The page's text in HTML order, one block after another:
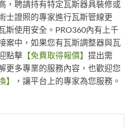
，聘請持有特定瓦斯器具裝修或
士證照的專家進行瓦斯管線更
斯使用安全。PRO360內有上千
案中，如果您有瓦斯調整器與瓦
點擊 【免費取得報價】 提出需
更多專業的服務內容，也歡迎您
】 ，讓平台上的專家為您服務。